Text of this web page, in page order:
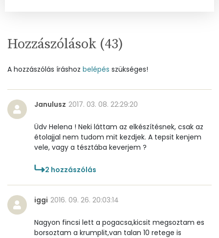
B6 vitamin:
B12 Vitamin:
E vitamin:
7 mg
D vitamin:
13 micro
Riboflavin - B2 vitamin:
Niacin - B3 vitamin:
3 mg
Hozzászólások (43)
A hozzászólás íráshoz belépés szükséges!
Janulusz 2017. 03. 08. 22:29:20
Üdv Helena ! Neki láttam az elkészítésnek, csak az
étolajjal nem tudom mit kezdjek. A tepsit kenjem
vele, vagy a tésztába keverjem ?
2 hozzászólás
iggi 2016. 09. 26. 20:03:14
Nagyon fincsi lett a pogacsa,kicsit megsoztam es
borsoztam a krumplit,van talan 10 retege is